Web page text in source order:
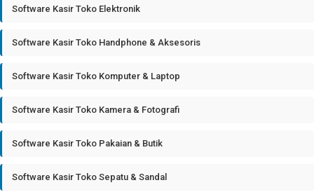
Software Kasir Toko Elektronik
Software Kasir Toko Handphone & Aksesoris
Software Kasir Toko Komputer & Laptop
Software Kasir Toko Kamera & Fotografi
Software Kasir Toko Pakaian & Butik
Software Kasir Toko Sepatu & Sandal